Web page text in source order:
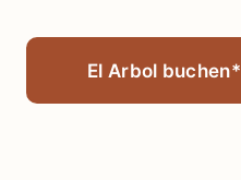
El Arbol buchen*